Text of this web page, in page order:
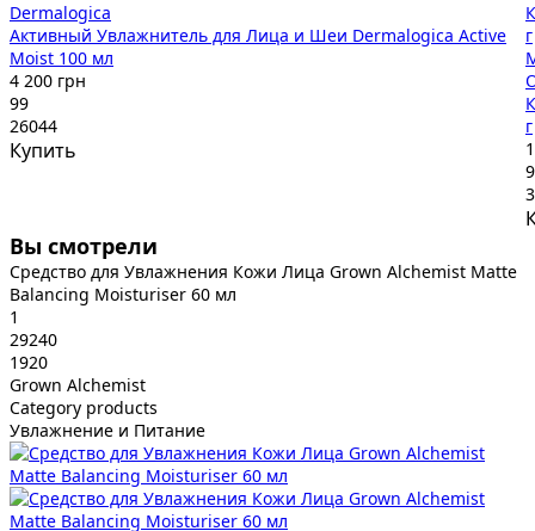
Dermalogica
Активный Увлажнитель для Лица и Шеи Dermalogica Active
Moist 100 мл
4 200 грн
99
26044
Купить
г
Вы смотрели
Средство для Увлажнения Кожи Лица Grown Alchemist Matte
Balancing Moisturiser 60 мл
1
29240
1920
Grown Alchemist
Category products
Увлажнение и Питание